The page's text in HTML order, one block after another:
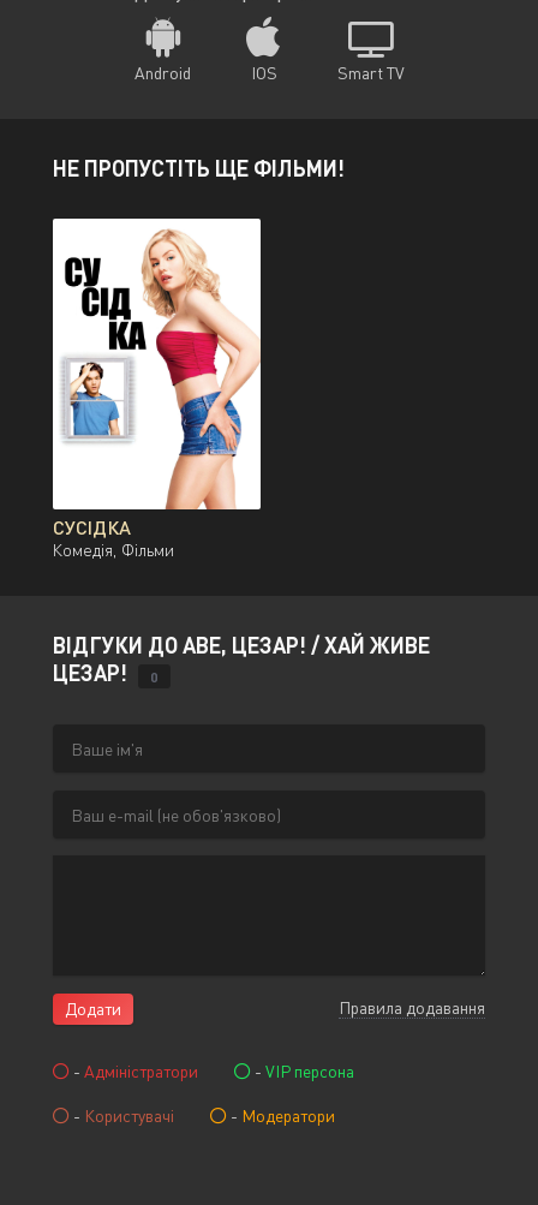
Android IOS Smart TV
НЕ ПРОПУСТІТЬ ЩЕ ФІЛЬМИ!
СУСІДКА
Комедія, Фільми
ВІДГУКИ ДО АВЕ, ЦЕЗАР! / ХАЙ ЖИВЕ
ЦЕЗАР!
0
Додати Правила додавання
- Адміністратори - VIP персона
- Користувачі - Модератори